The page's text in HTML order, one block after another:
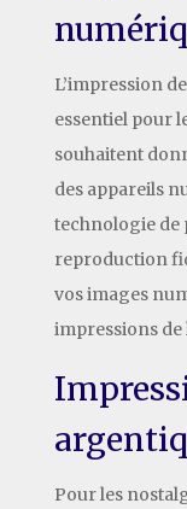
L’impression
essentiel pour
souhaitent
des appareils
technologie de
reproduction
vos images
impressions de
Pour les